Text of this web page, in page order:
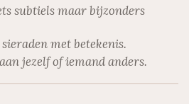
subtiels maar bijzonders
met betekenis.
jezelf of iemand anders.